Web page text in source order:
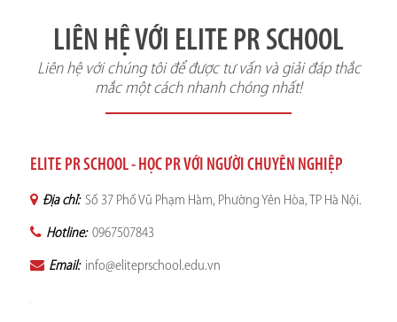
LIÊN HỆ VỚI ELITE PR SCHOOL
Liên hệ với chúng tôi để được tư vấn và giải đáp thắc
mắc một cách nhanh chóng nhất!
ELITE PR SCHOOL - HỌC PR VỚI NGƯỜI CHUYÊN NGHIỆP
Địa chỉ: Số 37 Phố Vũ Phạm Hàm, Phường Yên Hòa, TP Hà Nội.
Hotline: 0967507843
Email: info@eliteprschool.edu.vn